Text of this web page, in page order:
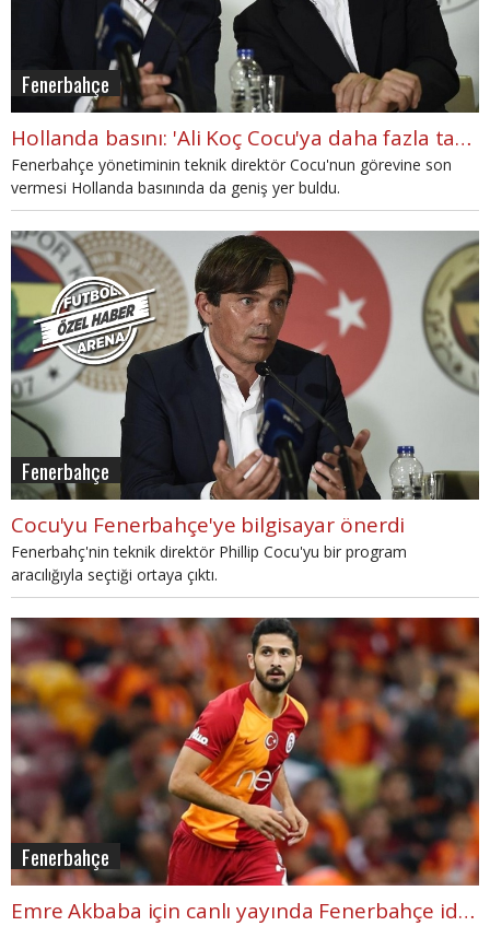
Fenerbahçe
Hollanda basını: 'Ali Koç Cocu'ya daha fazla tahammül edemedi'
Fenerbahçe yönetiminin teknik direktör Cocu'nun görevine son
vermesi Hollanda basınında da geniş yer buldu.
Fenerbahçe
Cocu'yu Fenerbahçe'ye bilgisayar önerdi
Fenerbahç'nin teknik direktör Phillip Cocu'yu bir program
aracılığıyla seçtiği ortaya çıktı.
Fenerbahçe
Emre Akbaba için canlı yayında Fenerbahçe iddiası